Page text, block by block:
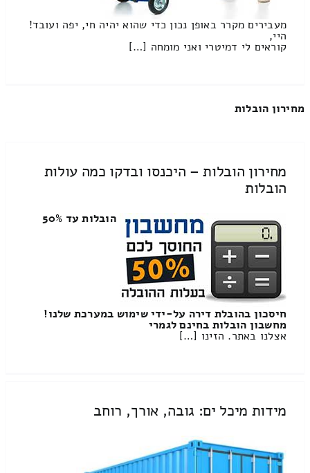
מעבירים מקרר באופן נכון כדי שהוא יהיה חי, יפה ועובד!
היי,
קוראים לי דמיטרי ואני מומחה […]
מחירון הובלות
מחירון הובלות – היכנסו ובדקו כמה עולות
הובלות
הובלות עד 50%
חיסכון בהובלת דירה על-ידי שימוש במערכת שלנו!
מחשבון הובלות בחינם לגמרי
אצלנו באתר. הזינו […]
מידות מיכל ים: גובה, אורך, רוחב